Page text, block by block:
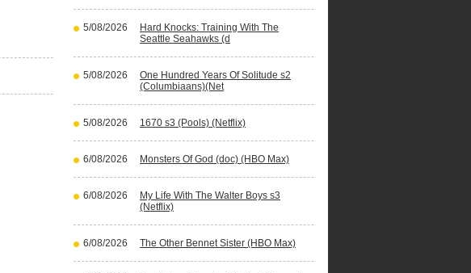
5/08/2026
Hard Knocks: Training With The
Seattle Seahawks (d
5/08/2026
One Hundred Years Of Solitude s2
(Columbiaans)(Net
5/08/2026 1670 s3 (Pools) (Netflix)
6/08/2026 Monsters Of God (doc) (HBO Max)
6/08/2026
My Life With The Walter Boys s3
(Netflix)
6/08/2026 The Other Bennet Sister (HBO Max)